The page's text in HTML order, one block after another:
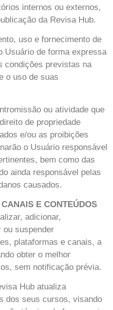
internos ou externos,
da Revisa Hub.
uso e fornecimento de
Usuário de forma expressa
condições previstas na
o uso de suas
ou atividade que
de propriedade
e/ou as proibições
o Usuário responsável
bem como das
ainda responsável pelas
causados.
E CONTEÚDOS
adicionar,
ou suspender
plataformas e canais, a
obter o melhor
sem notificação prévia.
Hub atualiza
dos seus cursos, visando